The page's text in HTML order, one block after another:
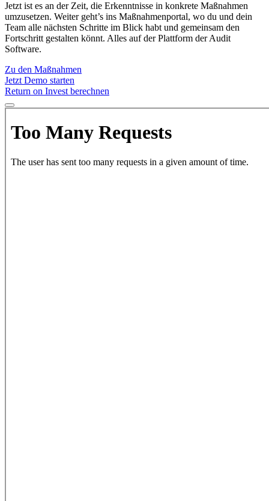
Jetzt ist es an der Zeit, die Erkenntnisse in konkrete Maßnahmen
umzusetzen. Weiter geht’s ins Maßnahmenportal, wo du und dein
Team alle nächsten Schritte im Blick habt und gemeinsam den
Fortschritt gestalten könnt. Alles auf der Plattform der Audit
Software.
Zu den Maßnahmen
Jetzt Demo starten
Return on Invest berechnen